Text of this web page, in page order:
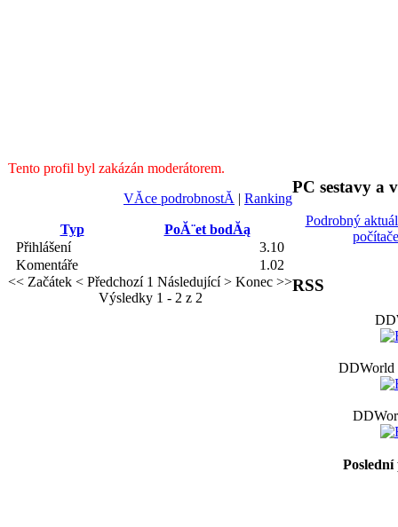
Tento profil byl zakázán moderátorem.
VĂ­ce podrobnostĂ­ | Ranking
Typ
PoĂ¨et bodĂą
Přihlášení
3.10
Komentáře
1.02
<< Začátek < Předchozí 1 Následující > Konec >>
Výsledky 1 - 2 z 2
PC sestavy a
Podrobný
RSS
DDWorld